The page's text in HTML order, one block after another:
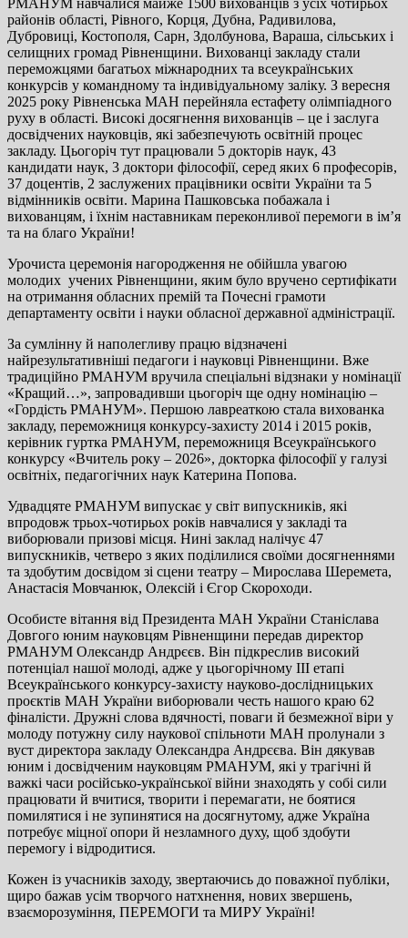
РМАНУМ навчалися майже 1500 вихованців з усіх чотирьох
районів області, Рівного, Корця, Дубна, Радивилова,
Дубровиці, Костополя, Сарн, Здолбунова, Вараша, сільських і
селищних громад Рівненщини. Вихованці закладу стали
переможцями багатьох міжнародних та всеукраїнських
конкурсів у командному та індивідуальному заліку. З вересня
2025 року Рівненська МАН перейняла естафету олімпіадного
руху в області. Високі досягнення вихованців – це і заслуга
досвідчених науковців, які забезпечують освітній процес
закладу. Цьогоріч тут працювали 5 докторів наук, 43
кандидати наук, 3 доктори філософії, серед яких 6 професорів,
37 доцентів, 2 заслужених працівники освіти України та 5
відмінників освіти. Марина Пашковська побажала і
вихованцям, і їхнім наставникам переконливої перемоги в ім’я
та на благо України!
Урочиста церемонія нагородження не обійшла увагою
молодих учених Рівненщини, яким було вручено сертифікати
на отримання обласних премій та Почесні грамоти
департаменту освіти і науки обласної державної адміністрації.
За сумлінну й наполегливу працю відзначені
найрезультативніші педагоги і науковці Рівненщини. Вже
традиційно РМАНУМ вручила спеціальні відзнаки у номінації
«Кращий…», запровадивши цьогоріч ще одну номінацію –
«Гордість РМАНУМ». Першою лавреаткою стала вихованка
закладу, переможниця конкурсу-захисту 2014 і 2015 років,
керівник гуртка РМАНУМ, переможниця Всеукраїнського
конкурсу «Вчитель року – 2026», докторка філософії у галузі
освітніх, педагогічних наук Катерина Попова.
Удвадцяте РМАНУМ випускає у світ випускників, які
впродовж трьох-чотирьох років навчалися у закладі та
виборювали призові місця. Нині заклад налічує 47
випускників, четверо з яких поділилися своїми досягненнями
та здобутим досвідом зі сцени театру – Мирослава Шеремета,
Анастасія Мовчанюк, Олексій і Єгор Скороходи.
Особисте вітання від Президента МАН України Станіслава
Довгого юним науковцям Рівненщини передав директор
РМАНУМ Олександр Андрєєв. Він підкреслив високий
потенціал нашої молоді, адже у цьогорічному ІІІ етапі
Всеукраїнського конкурсу-захисту науково-дослідницьких
проєктів МАН України виборювали честь нашого краю 62
фіналісти. Дружні слова вдячності, поваги й безмежної віри у
молоду потужну силу наукової спільноти МАН пролунали з
вуст директора закладу Олександра Андрєєва. Він дякував
юним і досвідченим науковцям РМАНУМ, які у трагічні й
важкі часи російсько-української війни знаходять у собі сили
працювати й вчитися, творити і перемагати, не боятися
помилятися і не зупинятися на досягнутому, адже Україна
потребує міцної опори й незламного духу, щоб здобути
перемогу і відродитися.
Кожен із учасників заходу, звертаючись до поважної публіки,
щиро бажав усім творчого натхнення, нових звершень,
взаєморозуміння, ПЕРЕМОГИ та МИРУ Україні!